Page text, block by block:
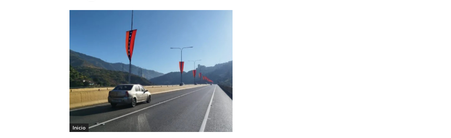
Inicio